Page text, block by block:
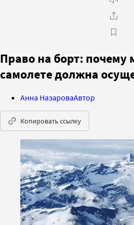
Право на борт: почему
самолете должна
Анна НазароваАвтор
Копировать ссылку